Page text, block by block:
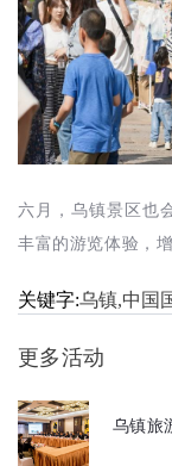
六月，乌镇景区也
丰富的游览体验，
关键字:乌镇,中国
更多活动
乌镇旅